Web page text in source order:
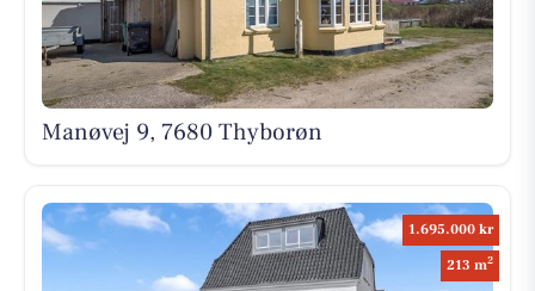
Manøvej 9, 7680 Thyborøn
1.695.000 kr
213 m2